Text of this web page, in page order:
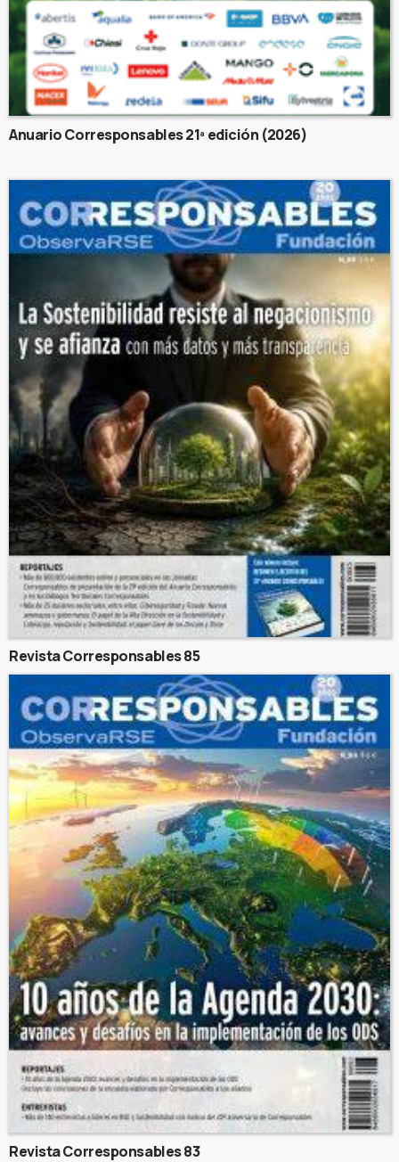
Anuario Corresponsables 21ª edición (2026)
Revista Corresponsables 85
Revista Corresponsables 83